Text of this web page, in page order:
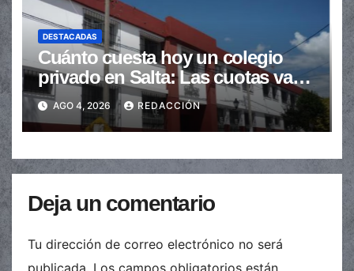
DESTACADAS
Cuánto cuesta hoy un colegio
privado en Salta: Las cuotas van
de $110.000 a más de $600.000
AGO 4, 2026 REDACCIÓN
Deja un comentario
Tu dirección de correo electrónico no será